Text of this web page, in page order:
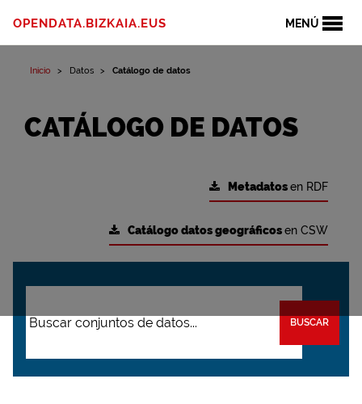
MENÚ
OPENDATA.BIZKAIA.EUS
Inicio Datos Catálogo de datos
CATÁLOGO DE DATOS
Metadatosen RDF
Catálogo datos geográficosen CSW
BUSCAR